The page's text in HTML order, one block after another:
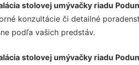
stolovej umývačky riadu
konzultácie či detailné
podľa vašich predstáv.
stolovej umývačky riadu